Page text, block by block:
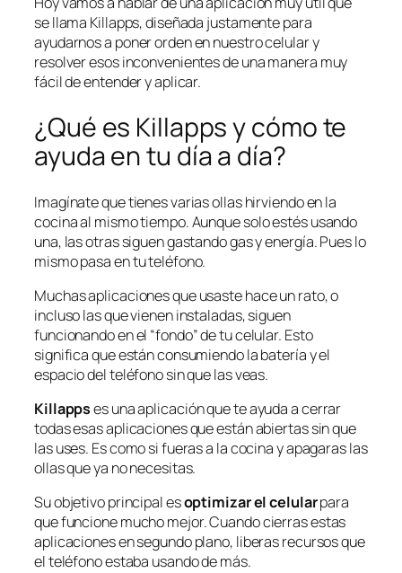
se llama Killapps, diseñada justamente para
ayudarnos a poner orden en nuestro celular y
resolver esos inconvenientes de una manera muy
fácil de entender y aplicar.
¿Qué es Killapps y cómo te
ayuda en tu día a día?
Imagínate que tienes varias ollas hirviendo en la
cocina al mismo tiempo. Aunque solo estés usando
una, las otras siguen gastando gas y energía. Pues lo
mismo pasa en tu teléfono.
Muchas aplicaciones que usaste hace un rato, o
incluso las que vienen instaladas, siguen
funcionando en el “fondo” de tu celular. Esto
significa que están consumiendo la batería y el
espacio del teléfono sin que las veas.
Killappses una aplicación que te ayuda a cerrar
todas esas aplicaciones que están abiertas sin que
las uses. Es como si fueras a la cocina y apagaras las
ollas que ya no necesitas.
Su objetivo principal esoptimizar el celularpara
que funcione mucho mejor. Cuando cierras estas
aplicaciones en segundo plano, liberas recursos que
el teléfono estaba usando de más.